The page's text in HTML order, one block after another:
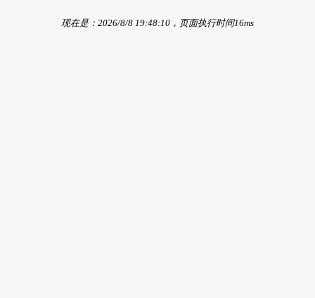
现在是：2026/8/8 19:48:10，页面执行时间16ms